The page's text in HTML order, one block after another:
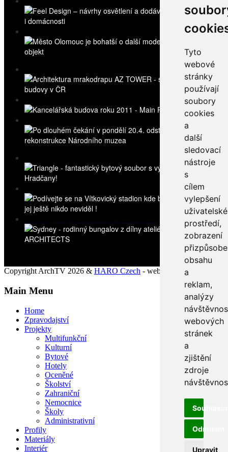
Tyto
webové
stránky
používají
soubory
cookies
a
další
sledovací
nástroje
s
cílem
vylepšení
prostředí,
zobrazení
obsahu
a
reklam,
analýzy
webových
stránek
a
zjištění
zdroje
Odmítám
Upravit
Copyright ArchTV 2026 & HARO Czech - web pro každého
Main Menu
Home
Zpravodajství
Projekty
Multifunkční
Kulturní
Bytové
Hotely
Oceněné
Školství
Zahraniční
Nemocnice
Školy
Administrativní
Profily
Materiály
Interiér